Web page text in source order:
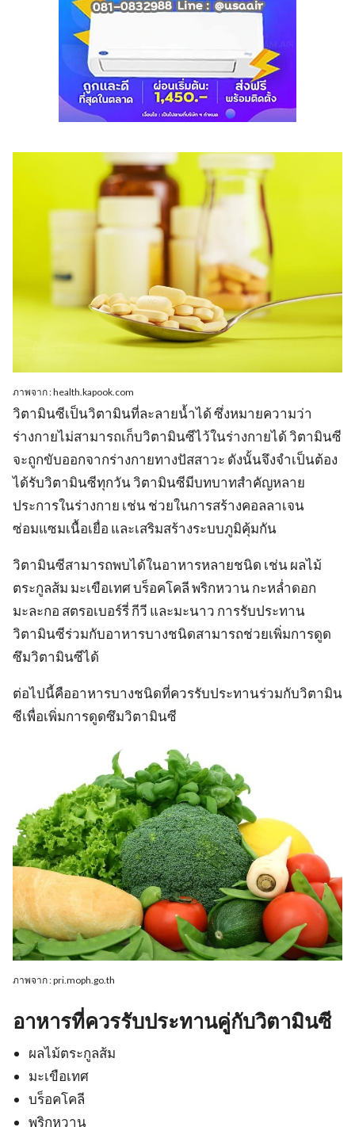
ภาพจาก : health.kapook.com
วิตามินซีเป็นวิตามินที่ละลายน้ำได้ ซึ่งหมายความว่า
ร่างกายไม่สามารถเก็บวิตามินซีไว้ในร่างกายได้ วิตามินซี
จะถูกขับออกจากร่างกายทางปัสสาวะ ดังนั้นจึงจำเป็นต้อง
ได้รับวิตามินซีทุกวัน วิตามินซีมีบทบาทสำคัญหลาย
ประการในร่างกาย เช่น ช่วยในการสร้างคอลลาเจน
ซ่อมแซมเนื้อเยื่อ และเสริมสร้างระบบภูมิคุ้มกัน
วิตามินซีสามารถพบได้ในอาหารหลายชนิด เช่น ผลไม้
ตระกูลส้ม มะเขือเทศ บร็อคโคลี พริกหวาน กะหล่ำดอก
มะละกอ สตรอเบอร์รี่ กีวี และมะนาว การรับประทาน
วิตามินซีร่วมกับอาหารบางชนิดสามารถช่วยเพิ่มการดูด
ซึมวิตามินซีได้
ต่อไปนี้คืออาหารบางชนิดที่ควรรับประทานร่วมกับวิตามิน
ซีเพื่อเพิ่มการดูดซึมวิตามินซี
ภาพจาก : pri.moph.go.th
อาหารที่ควรรับประทานคู่กับวิตามินซี
ผลไม้ตระกูลส้ม
มะเขือเทศ
บร็อคโคลี
พริกหวาน